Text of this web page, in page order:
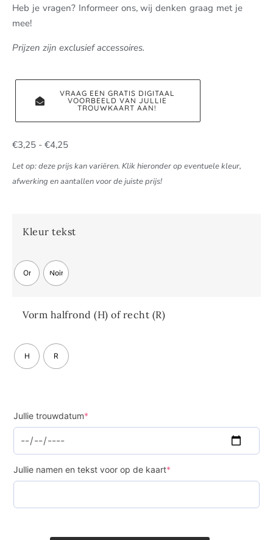
Heb je vragen? Informeer ons, wij denken graag met je
mee!
Prijzen zijn exclusief accessoires.
VRAAG EEN GRATIS DIGITAAL
VOORBEELD VAN JULLIE
TROUWKAART AAN!
€3,25 - €4,25
Let op: deze prijs kan variëren. Klik hieronder op eventuele kleur,
afwerking en aantallen voor de juiste prijs!
Kleur tekst
Or Noir
Vorm halfrond (H) of recht (R)
H R
Jullie trouwdatum*
Jullie namen en tekst voor op de kaart*